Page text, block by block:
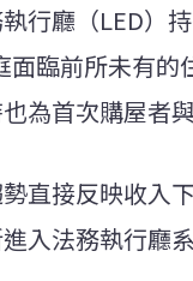
行廳（LED）
面臨前所未有
為首次購屋者
直接反映收入
入法務執行廳